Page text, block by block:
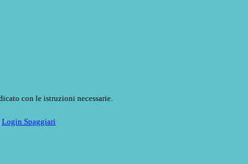
con le istruzioni necessarie.
Login Spaggiari